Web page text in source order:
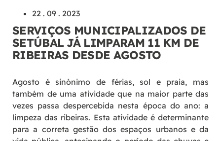
22 . 09 . 2023
SERVIÇOS MUNICIPALIZADOS DE
SETÚBAL JÁ LIMPARAM 11 KM DE
RIBEIRAS DESDE AGOSTO
Agosto é sinónimo de férias, sol e praia, mas
também de uma atividade que na maior parte das
vezes passa despercebida nesta época do ano: a
limpeza das ribeiras. Esta atividade é determinante
para a correta gestão dos espaços urbanos e da